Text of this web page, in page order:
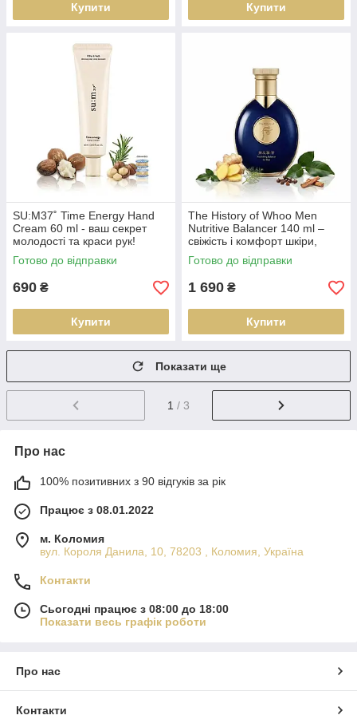
Купити Купити
SU:M37˚ Time Energy Hand
Cream 60 ml - ваш секрет
молодості та краси рук!
Готово до відправки
690 ₴
Купити
The History of Whoo Men
Nutritive Balancer 140 ml –
свіжість і комфорт шкіри,
ідеальний старт чоловічого
догляду
Готово до відправки
1 690 ₴
Купити
Показати ще
1 / 3
Про нас
100% позитивних з 90 відгуків за рік
Працює з 08.01.2022
м. Коломия
вул. Короля Данила, 10, 78203 , Коломия, Україна
Контакти
Сьогодні працює з 08:00 до 18:00
Показати весь графік роботи
Про нас
Контакти